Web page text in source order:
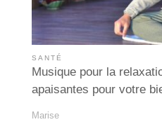
SANTÉ
Musique pour la
apaisantes pour votre
Marise